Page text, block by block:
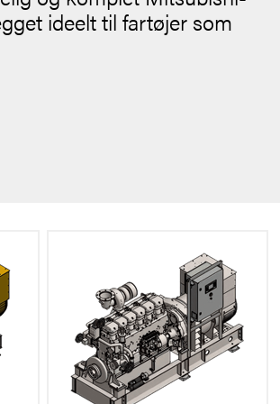
ideelt til fartøjer som